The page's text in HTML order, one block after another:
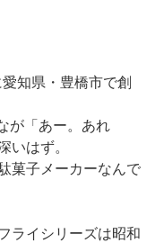
知県・豊橋市で創
が「あー。あれ
いはず。
菓子メーカーなんで
ライシリーズは昭和